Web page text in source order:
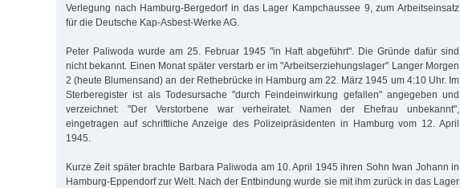
Verlegung nach Hamburg-Bergedorf in das Lager Kampchaussee 9, zum Arbeitseinsatz
für die Deutsche Kap-Asbest-Werke AG.
Peter Paliwoda wurde am 25. Februar 1945 "in Haft abgeführt". Die Gründe dafür sind
nicht bekannt. Einen Monat später verstarb er im "Arbeitserziehungslager" Langer Morgen
2 (heute Blumensand) an der Rethebrücke in Hamburg am 22. März 1945 um 4:10 Uhr. Im
Sterberegister ist als Todesursache "durch Feindeinwirkung gefallen" angegeben und
verzeichnet: "Der Verstorbene war verheiratet. Namen der Ehefrau unbekannt",
eingetragen auf schriftliche Anzeige des Polizeipräsidenten in Hamburg vom 12. April
1945.
Kurze Zeit später brachte Barbara Paliwoda am 10. April 1945 ihren Sohn Iwan Johann in
Hamburg-Eppendorf zur Welt. Nach der Entbindung wurde sie mit ihm zurück in das Lager